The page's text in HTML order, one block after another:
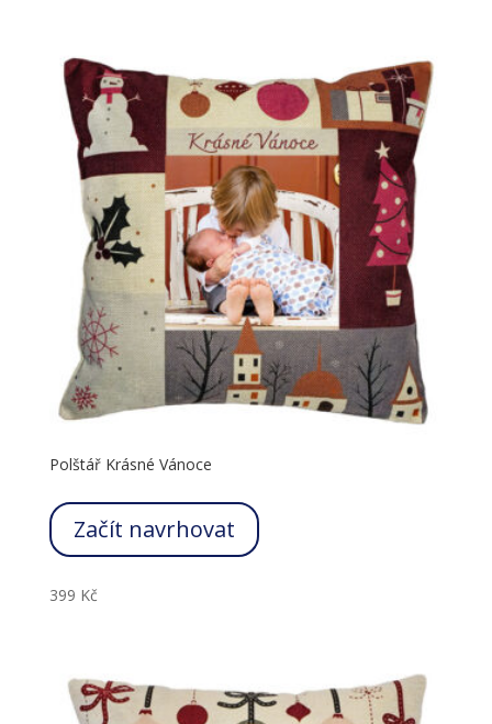
Polštář Krásné Vánoce
Začít navrhovat
399 Kč